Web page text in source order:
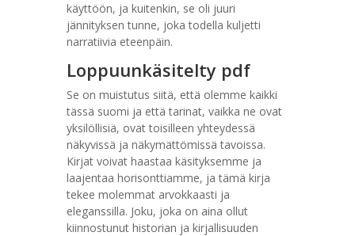
käyttöön, ja kuitenkin, se oli juuri
jännityksen tunne, joka todella kuljetti
narratiivia eteenpäin.
Loppuunkäsitelty pdf
Se on muistutus siitä, että olemme kaikki
tässä suomi ja että tarinat, vaikka ne ovat
yksilöllisiä, ovat toisilleen yhteydessä
näkyvissä ja näkymättömissä tavoissa.
Kirjat voivat haastaa käsityksemme ja
laajentaa horisonttiamme, ja tämä kirja
tekee molemmat arvokkaasti ja
eleganssilla. Joku, joka on aina ollut
kiinnostunut historian ja kirjallisuuden